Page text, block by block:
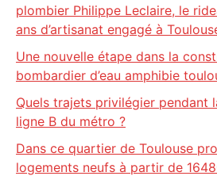
plombier Philippe Leclaire, le
ans d’artisanat engagé à
Une nouvelle étape dans la
bombardier d’eau amphibie
Quels trajets privilégier pendant
ligne B du métro ?
Dans ce quartier de Toulouse
logements neufs à partir de